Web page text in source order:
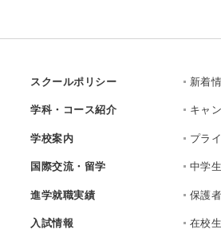
スクールポリシー
学科・コース紹介
学校案内
国際交流・留学
進学就職実績
入試情報
新着
キャ
プラ
中学
保護
在校